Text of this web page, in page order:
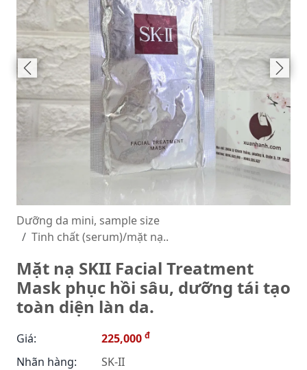
Dưỡng da mini, sample size
Tinh chất (serum)/mặt nạ..
Mặt nạ SKII Facial Treatment
Mask phục hồi sâu, dưỡng tái tạo
toàn diện làn da.
Giá: 225,000 đ
Nhãn hàng:
SK-II